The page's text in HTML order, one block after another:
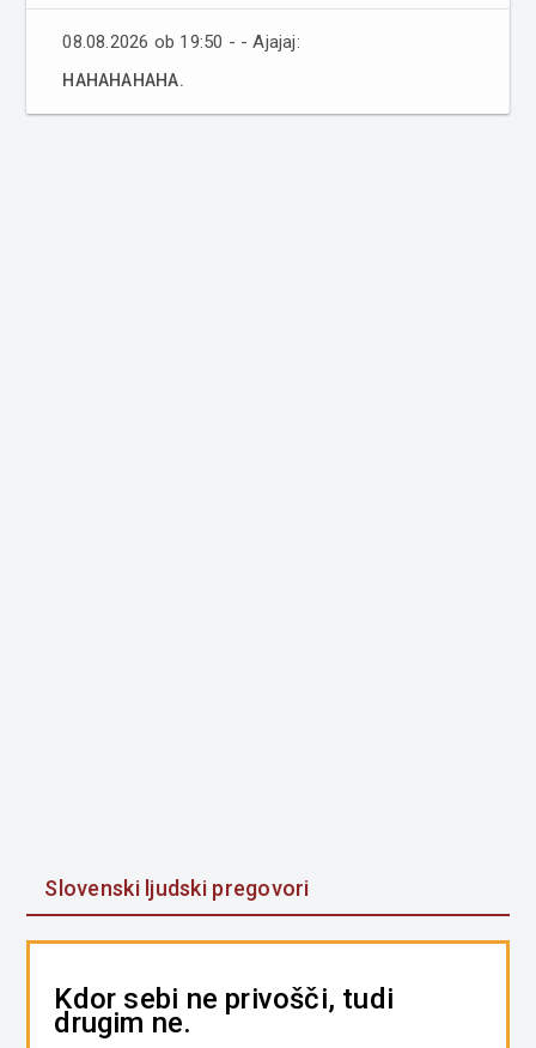
08.08.2026 ob 19:50 - - Ajajaj:
HAHAHAHAHA.
Slovenski ljudski pregovori
Kdor sebi ne privošči, tudi
drugim ne.